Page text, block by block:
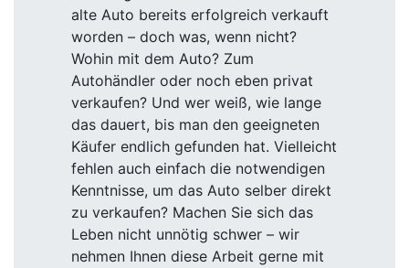
alte Auto bereits erfolgreich verkauft
worden – doch was, wenn nicht?
Wohin mit dem Auto? Zum
Autohändler oder noch eben privat
verkaufen? Und wer weiß, wie lange
das dauert, bis man den geeigneten
Käufer endlich gefunden hat. Vielleicht
fehlen auch einfach die notwendigen
Kenntnisse, um das Auto selber direkt
zu verkaufen? Machen Sie sich das
Leben nicht unnötig schwer – wir
nehmen Ihnen diese Arbeit gerne mit